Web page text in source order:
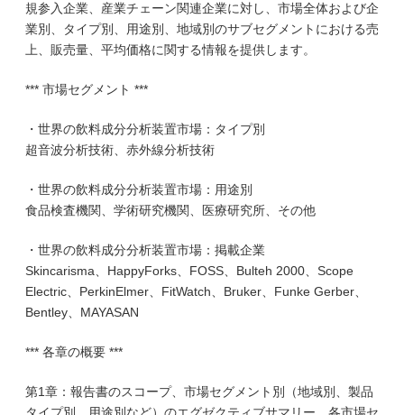
規参入企業、産業チェーン関連企業に対し、市場全体および企
業別、タイプ別、用途別、地域別のサブセグメントにおける売
上、販売量、平均価格に関する情報を提供します。
*** 市場セグメント ***
・世界の飲料成分分析装置市場：タイプ別
超音波分析技術、赤外線分析技術
・世界の飲料成分分析装置市場：用途別
食品検査機関、学術研究機関、医療研究所、その他
・世界の飲料成分分析装置市場：掲載企業
Skincarisma、HappyForks、FOSS、Bulteh 2000、Scope
Electric、PerkinElmer、FitWatch、Bruker、Funke Gerber、
Bentley、MAYASAN
*** 各章の概要 ***
第1章：報告書のスコープ、市場セグメント別（地域別、製品